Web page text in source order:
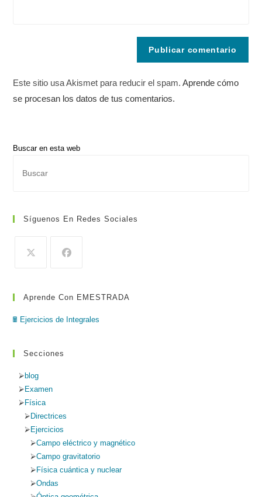
Este sitio usa Akismet para reducir el spam.Aprende cómo
se procesan los datos de tus comentarios.
Buscar en esta web
Síguenos En Redes Sociales
Aprende Con EMESTRADA
🖩 Ejercicios de Integrales
Secciones
blog
Examen
Física
Directrices
Ejercicios
Campo eléctrico y magnético
Campo gravitatorio
Física cuántica y nuclear
Ondas